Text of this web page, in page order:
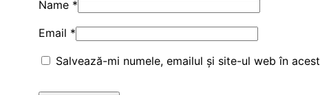
Name *
Email *
Salvează-mi numele, emailul și site-ul web în